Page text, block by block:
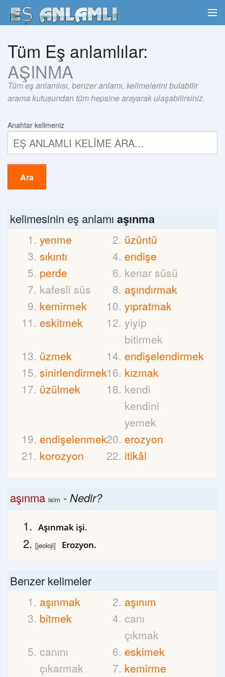
Tüm Eş anlamlılar:
AŞINMA
Tüm eş anlamlısı, benzer anlamı, kelimelerini bulabilir
arama kutusundan tüm hepsine arayarak ulaşabilirsiniz.
Anahtar kelimeniz
Ara
kelimesinin eş anlamı aşınma
yenme
üzüntü
sıkıntı
endişe
perde
kenar süsü
kafesli süs
aşındırmak
kemirmek
yıpratmak
eskitmek
yiyip
bitirmek
üzmek
endişelendirmek
sinirlendirmek
kızmak
üzülmek
kendi
kendini
yemek
endişelenmek
erozyon
korozyon
itikâl
aşınma isim -Nedir?
Aşınmak işi.
[jeoloji] Erozyon.
Benzer kelimeler
aşınmak
aşınım
bitmek
canı
çıkmak
canını
çıkarmak
eskimek
kemirme